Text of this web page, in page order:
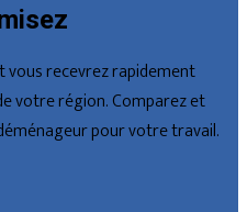
vous recevrez rapidement
votre région. Comparez et
pour votre travail.